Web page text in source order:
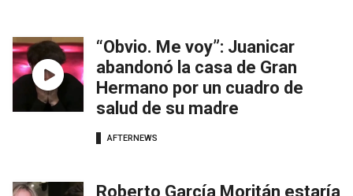
“Obvio. Me voy”: Juanicar
abandonó la casa de Gran
Hermano por un cuadro de
salud de su madre
AFTERNEWS
Roberto García Moritán estaría